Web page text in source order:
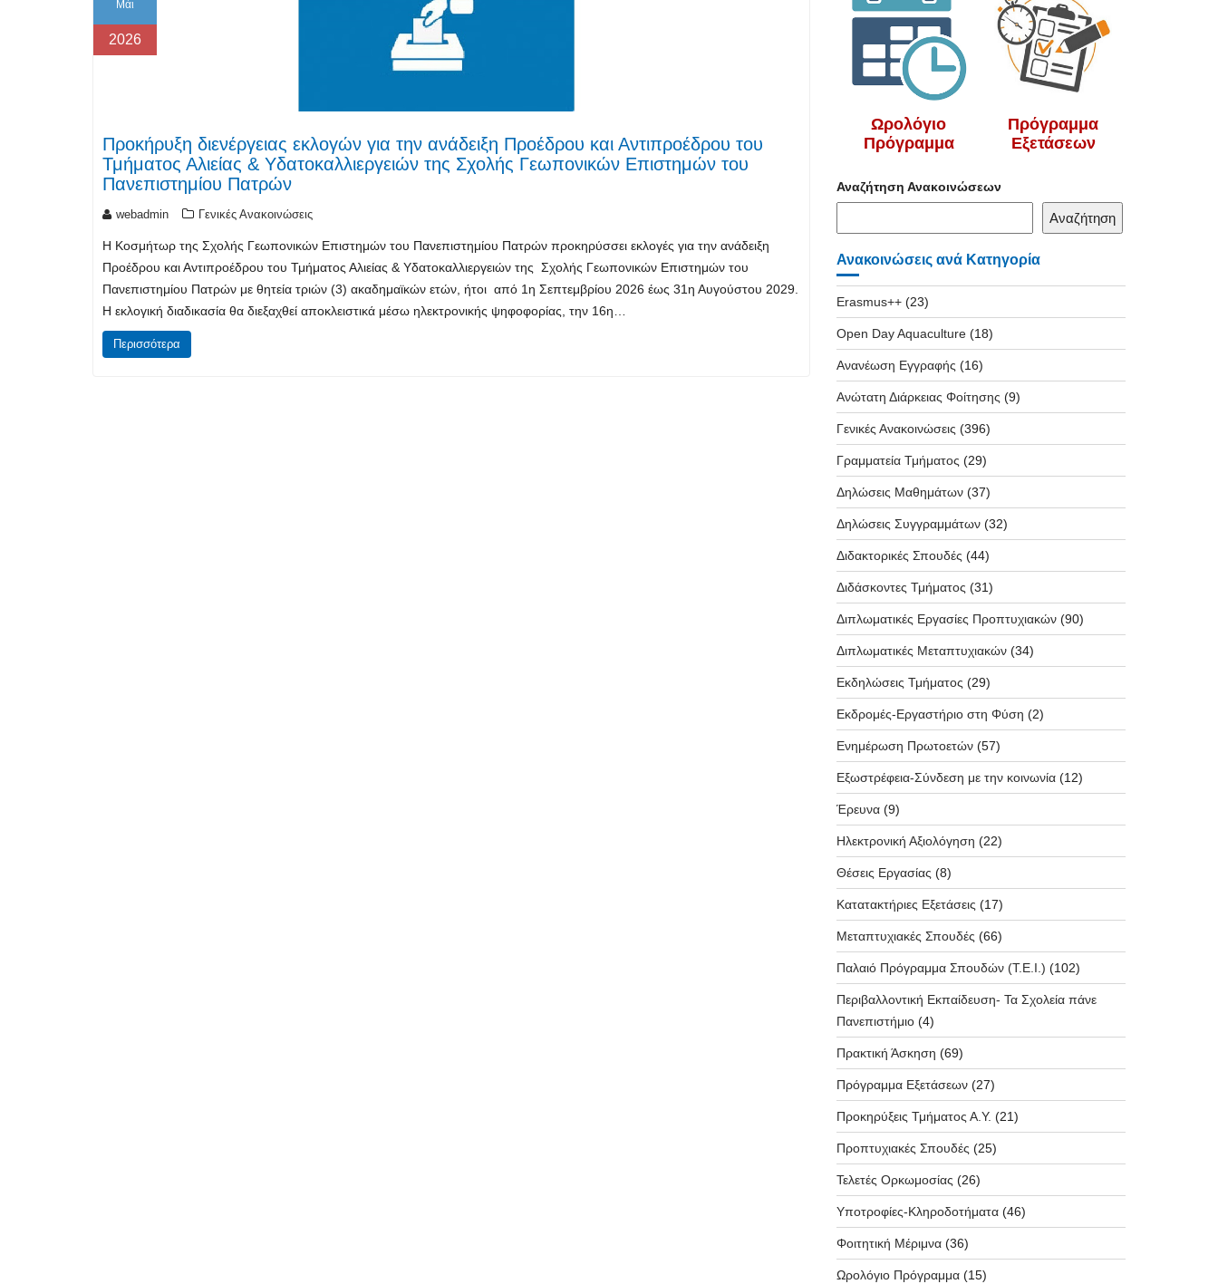
Μάι
2026
Προκήρυξη διενέργειας εκλογών για την ανάδειξη Προέδρου και Αντιπροέδρου του
Τμήματος Αλιείας & Υδατοκαλλιεργειών της Σχολής Γεωπονικών Επιστημών του
Πανεπιστημίου Πατρών
webadmin Γενικές Ανακοινώσεις
Η Κοσμήτωρ της Σχολής Γεωπονικών Επιστημών του Πανεπιστημίου Πατρών προκηρύσσει εκλογές για την ανάδειξη
Προέδρου και Αντιπροέδρου του Τμήματος Αλιείας & Υδατοκαλλιεργειών της Σχολής Γεωπονικών Επιστημών του
Πανεπιστημίου Πατρών με θητεία τριών (3) ακαδημαϊκών ετών, ήτοι από 1η Σεπτεμβρίου 2026 έως 31η Αυγούστου 2029.
Η εκλογική διαδικασία θα διεξαχθεί αποκλειστικά μέσω ηλεκτρονικής ψηφοφορίας, την 16η…
Περισσότερα
Ωρολόγιο
Πρόγραμμα
Πρόγραμμα
Εξετάσεων
Αναζήτηση Ανακοινώσεων
Αναζήτηση
Ανακοινώσεις ανά Κατηγορία
Erasmus++(23)
Open Day Aquaculture(18)
Ανανέωση Εγγραφής (16)
Ανώτατη Διάρκειας Φοίτησης (9)
Γενικές Ανακοινώσεις (396)
Γραμματεία Τμήματος (29)
Δηλώσεις Μαθημάτων(37)
Δηλώσεις Συγγραμμάτων(32)
Διδακτορικές Σπουδές (44)
Διδάσκοντες Τμήματος (31)
Διπλωματικές Εργασίες Προπτυχιακών(90)
Διπλωματικές Μεταπτυχιακών(34)
Εκδηλώσεις Τμήματος (29)
Εκδρομές-Εργαστήριο στη Φύση (2)
Ενημέρωση Πρωτοετών(57)
Εξωστρέφεια-Σύνδεση με την κοινωνία(12)
Έρευνα(9)
Ηλεκτρονική Αξιολόγηση (22)
Θέσεις Εργασίας (8)
Κατατακτήριες Εξετάσεις (17)
Μεταπτυχιακές Σπουδές (66)
Παλαιό Πρόγραμμα Σπουδών (T.E.I.) (102)
Περιβαλλοντική Εκπαίδευση- Τα Σχολεία πάνε
Πανεπιστήμιο(4)
Πρακτική Άσκηση (69)
Πρόγραμμα Εξετάσεων(27)
Προκηρύξεις Τμήματος Α.Υ. (21)
Προπτυχιακές Σπουδές (25)
Τελετές Ορκωμοσίας (26)
Υποτροφίες-Κληροδοτήματα(46)
Φοιτητική Μέριμνα(36)
Ωρολόγιο Πρόγραμμα(15)